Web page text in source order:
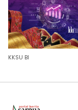
KKSU BI